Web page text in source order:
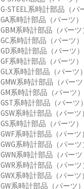
G-STEEL系時計部品（パ
GA系時計部品（パーツ）
GBM系時計部品（パーツ
GC系時計部品（パーツ）
GD系時計部品（パーツ）
GF系時計部品（パーツ）
GLX系時計部品（パーツ）
GMW系時計部品（パーツ
GM系時計部品（パーツ）
GST系時計部品（パーツ）
GSW系時計部品（パーツ）
GS系時計部品（パーツ）
GWF系時計部品（パーツ）
GWG系時計部品（パーツ
GWN系時計部品（パーツ
GWR系時計部品（パーツ
GWX系時計部品（パーツ）
GW系時計部品（パーツ）